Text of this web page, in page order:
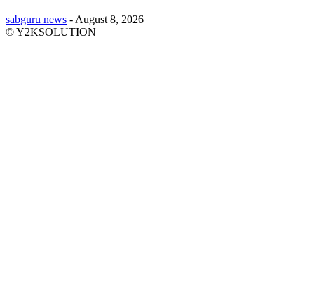
sabguru news - August 8, 2026
© Y2KSOLUTION